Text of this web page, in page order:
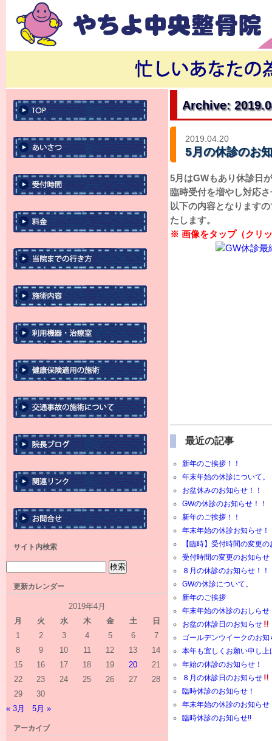
サイト内検索
更新カレンダー
2019年4月
月
火 水 木 金 土
日
1
2 3 4 5 6
7
8
9 10 11 12 13
14
15
16 17 18 19 20
21
22
23 24 25 26 27
28
29
30
« 3月
5月 »
アーカイブ
Archive:
2019.04.20
5月の休診のお
5月はGWもあり休診日
臨時受付を増やし対応
以下の内容となります
たします。
※ 画像をタップ（クリ
最近の記事
新年のご挨拶！！
年末年始の休診について。
お盆休みのお知らせ！！
GWの休診のお知らせ！！
新年のご挨拶！！
年末年始の休診お知らせ！
【臨時】受付時間の変更
受付時間の変更のお知らせ
８月の休診のお知らせ！！
GWの休診について。
新年のご挨拶
年末年始の休診のおしらせ
お盆の休診日のお知らせ
ゴールデンウイークのお知
本年も宜しくお願い申し上
年始の休診のお知らせ！
８月の休診日のお知らせ
臨時休診のお知らせ！
年末年始の休診のお知らせ
臨時休診のお知らせ!!